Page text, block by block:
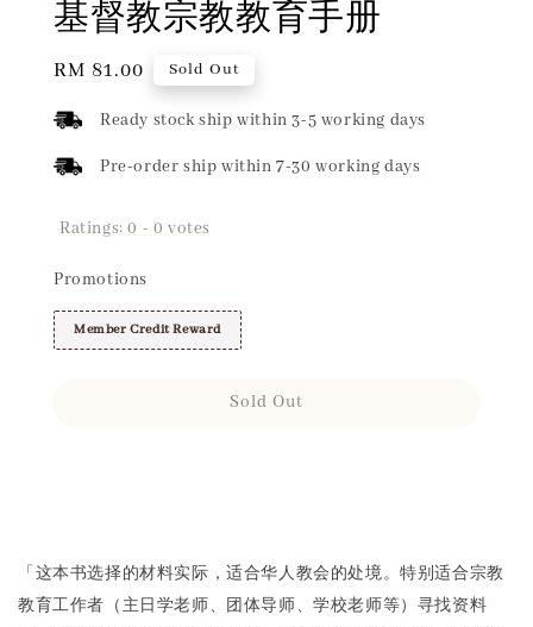
基督教宗教教育手册
Regular
RM 81.00 Sold Out
Ready stock ship within 3-5 working days
Pre-order ship within 7-30 working days
Ratings:0 - 0 votes
Promotions
Member Credit Reward
Sold Out
「这本书选择的材料实际，适合华人教会的处境。特别适合宗教
教育工作者（主日学老师、团体导师、学校老师等）寻找资料